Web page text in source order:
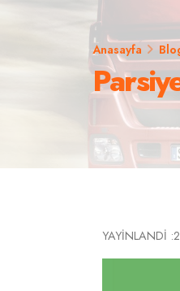
Anasayfa
YAYINLANDI